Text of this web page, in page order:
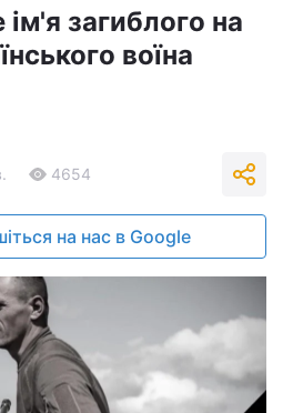
загиблого на
воїна
4654
на нас в Google